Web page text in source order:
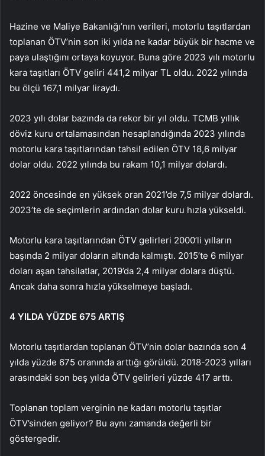
Hazine ve Maliye Bakanlığı’nın verileri, motorlu taşıtlardan
toplanan ÖTV’nin son iki yılda ne kadar büyük bir hacme ve
paya ulaştığını ortaya koyuyor. Buna göre 2023 yılı motorlu
kara taşıtları ÖTV geliri 441,2 milyar TL oldu. 2022 yılında
bu ölçü 167,1 milyar liraydı.
2023 yılı dolar bazında da rekor bir yıl oldu. TCMB yıllık
döviz kuru ortalamasından hesaplandığında 2023 yılında
motorlu kara taşıtlarından tahsil edilen ÖTV 18,6 milyar
dolar oldu. 2022 yılında bu rakam 10,1 milyar dolardı.
2022 öncesinde en yüksek oran 2021’de 7,5 milyar dolardı.
2023’te de seçimlerin ardından dolar kuru hızla yükseldi.
Motorlu kara taşıtlarından ÖTV gelirleri 2000’li yılların
başında 2 milyar doların altında kalmıştı. 2015’te 6 milyar
doları aşan tahsilatlar, 2019’da 2,4 milyar dolara düştü.
Ancak daha sonra hızla yükselmeye başladı.
4 YILDA YÜZDE 675 ARTIŞ
Motorlu taşıtlardan toplanan ÖTV’nin dolar bazında son 4
yılda yüzde 675 oranında arttığı görüldü. 2018-2023 yılları
arasındaki son beş yılda ÖTV gelirleri yüzde 417 arttı.
Toplanan toplam verginin ne kadarı motorlu taşıtlar
ÖTV’sinden geliyor? Bu aynı zamanda değerli bir
göstergedir.